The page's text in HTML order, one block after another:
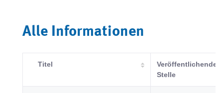
Alle Informationen
Titel
Veröffentlichende
Stelle